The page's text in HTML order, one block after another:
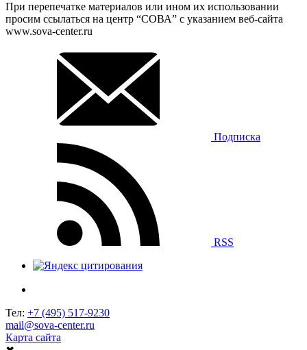
При перепечатке материалов или ином их использовании
просим ссылаться на центр “СОВА” с указанием веб-сайта
www.sova-center.ru
Подписка
RSS
Тел: +7 (495) 517-9230
mail@sova-center.ru
Карта сайта